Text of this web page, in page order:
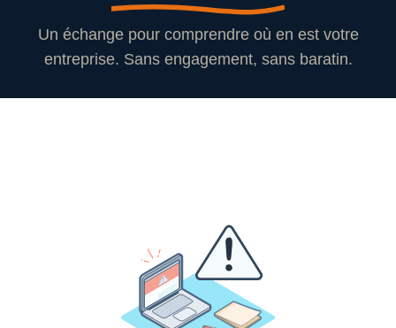
Un échange pour comprendre où en est votre
entreprise. Sans engagement, sans baratin.